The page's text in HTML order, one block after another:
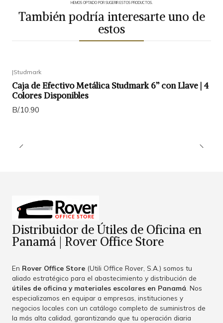
HEMOS OPTADO POR SUGERIR ESTOS PRODUCTOS.
También podría interesarte uno de
estos
|Studmark
Caja de Efectivo Metálica Studmark 6” con Llave | 4
Colores Disponibles
B/.10.90
Distribuidor de Útiles de Oficina en
Panamá | Rover Office Store
En Rover Office Store (Utili Office Rover, S.A.) somos tu
aliado estratégico para el abastecimiento y distribución de
útiles de oficina y materiales escolares en Panamá . Nos
especializamos en equipar a empresas, instituciones y
negocios locales con un catálogo completo de suministros de
la más alta calidad, garantizando que tu operación diaria